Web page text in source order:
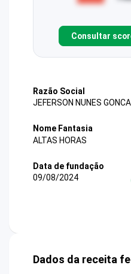
Consultar
Razão Social
JEFERSON NUNES
Nome Fantasia
ALTAS HORAS
Data de fundação
09/08/2024
Dados da receita